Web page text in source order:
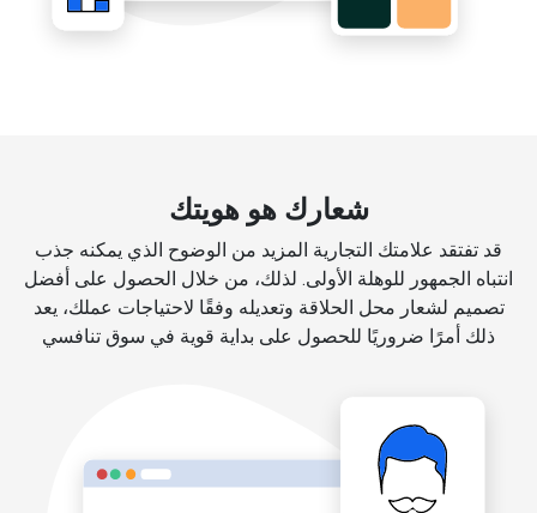
شعارك هو هويتك
قد تفتقد علامتك التجارية المزيد من الوضوح الذي يمكنه جذب
انتباه الجمهور للوهلة الأولى. لذلك، من خلال الحصول على أفضل
تصميم لشعار محل الحلاقة وتعديله وفقًا لاحتياجات عملك، يعد
ذلك أمرًا ضروريًا للحصول على بداية قوية في سوق تنافسي